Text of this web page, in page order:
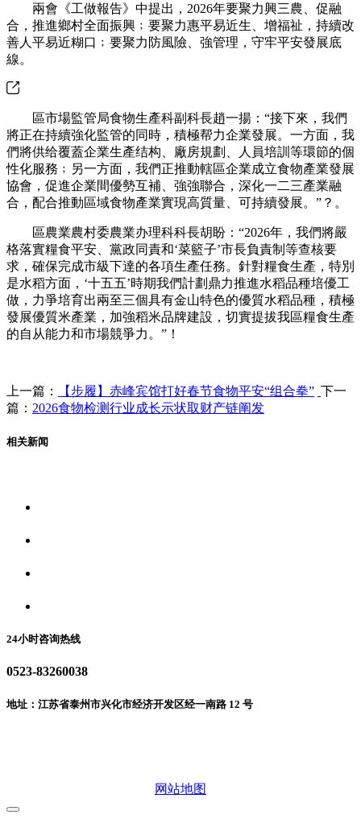
兩會《工做報告》中提出，2026年要聚力興三農、促融
合，推進鄉村全面振興﹔要聚力惠平易近生、增福祉，持續改
善人平易近糊口﹔要聚力防風險、強管理，守牢平安發展底
線。
區市場監管局食物生產科副科長趙一揚：“接下來，我們
將正在持續強化監管的同時，積極帮力企業發展。一方面，我
們將供给覆蓋企業生產结构、廠房規劃、人員培訓等環節的個
性化服務﹔另一方面，我們正推動轄區企業成立食物產業發展
協會，促進企業間優勢互補、強強聯合，深化一二三產業融
合，配合推動區域食物產業實現高質量、可持續發展。”？。
區農業農村委農業办理科科長胡盼：“2026年，我們將嚴
格落實糧食平安、黨政同責和‘菜籃子’市長負責制等查核要
求，確保完成市級下達的各項生產任務。針對糧食生產，特別
是水稻方面，‘十五五’時期我們計劃鼎力推進水稻品種培優工
做，力爭培育出兩至三個具有金山特色的優質水稻品種，積極
發展優質米產業，加強稻米品牌建設，切實提拔我區糧食生產
的自从能力和市場競爭力。”！
上一篇： 【步履】赤峰宾馆打好春节食物平安“组合拳” 下一
篇： 2026食物检测行业成长示状取财产链阐发
相关新闻
24小时咨询热线
0523-83260038
地址：江苏省泰州市兴化市经济开发区经一南路 12 号
网站地图